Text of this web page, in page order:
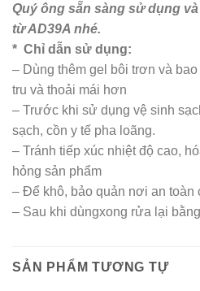
Quý ông sẵn sàng sử dụng
từ AD39A nhé.
* Chỉ dẫn sử dụng:
– Dùng thêm gel bôi trơn và
tru và thoải mái hơn
– Trước khi sử dụng vệ sinh
sạch, cồn y tế pha loãng.
– Tránh tiếp xúc nhiệt độ cao,
hỏng sản phẩm
– Để khô, bảo quản nơi an toàn
– Sau khi dùngxong rửa lại
SẢN PHẨM TƯƠNG TỰ